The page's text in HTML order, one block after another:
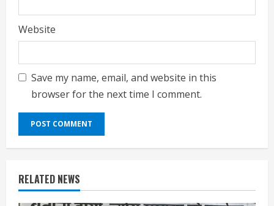
Website
Save my name, email, and website in this
browser for the next time I comment.
RELATED NEWS